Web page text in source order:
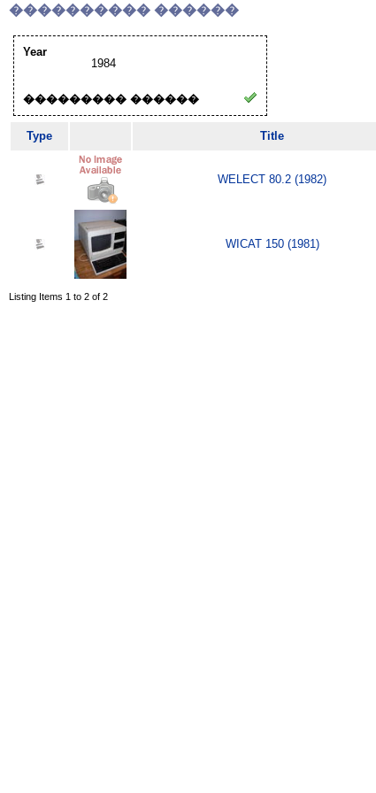
���������� ������
Year
1984
��������� ������
Type Title
WELECT 80.2 (1982)
WICAT 150 (1981)
Listing Items 1 to 2 of 2